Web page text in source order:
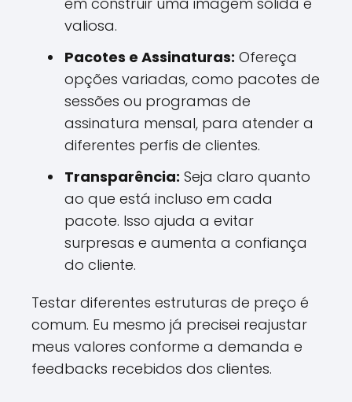
valiosa.
Pacotes e Assinaturas: Ofereça
opções variadas, como pacotes de
sessões ou programas de
assinatura mensal, para atender a
diferentes perfis de clientes.
Transparência: Seja claro quanto
ao que está incluso em cada
pacote. Isso ajuda a evitar
surpresas e aumenta a confiança
do cliente.
Testar diferentes estruturas de preço é
comum. Eu mesmo já precisei reajustar
meus valores conforme a demanda e
feedbacks recebidos dos clientes.